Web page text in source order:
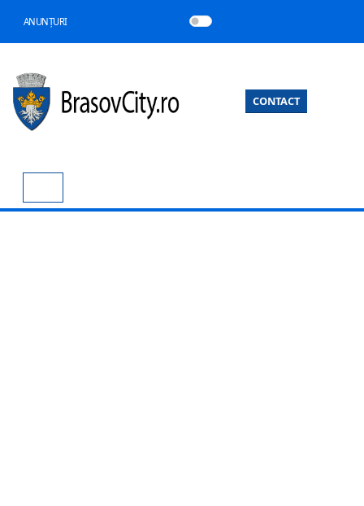
ANUNȚURI
CONTACT